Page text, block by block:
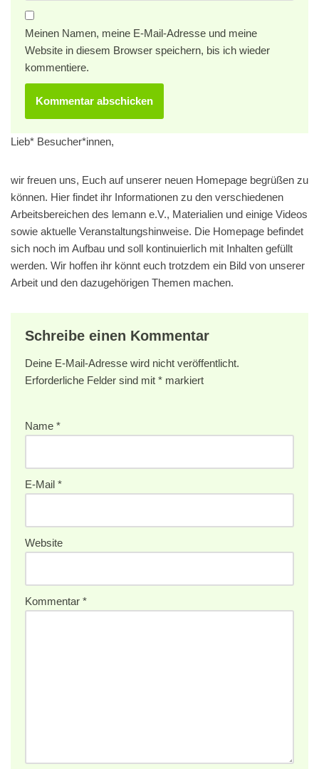
Meinen Namen, meine E-Mail-Adresse und meine
Website in diesem Browser speichern, bis ich wieder
kommentiere.
Lieb* Besucher*innen,
wir freuen uns, Euch auf unserer neuen Homepage begrüßen zu
können. Hier findet ihr Informationen zu den verschiedenen
Arbeitsbereichen des lemann e.V., Materialien und einige Videos
sowie aktuelle Veranstaltungshinweise. Die Homepage befindet
sich noch im Aufbau und soll kontinuierlich mit Inhalten gefüllt
werden. Wir hoffen ihr könnt euch trotzdem ein Bild von unserer
Arbeit und den dazugehörigen Themen machen.
Schreibe einen Kommentar
Deine E-Mail-Adresse wird nicht veröffentlicht.
Erforderliche Felder sind mit * markiert
Name *
E-Mail *
Website
Kommentar *